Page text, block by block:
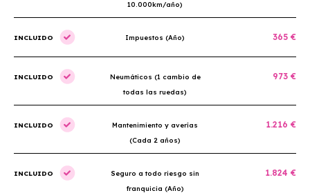
10.000km/año)
INCLUIDO Impuestos (Año) 365 €
INCLUIDO
Neumáticos (1 cambio de
todas las ruedas)
973 €
INCLUIDO
Mantenimiento y averías
(Cada 2 años)
1.216 €
INCLUIDO
Seguro a todo riesgo sin
franquicia (Año)
1.824 €